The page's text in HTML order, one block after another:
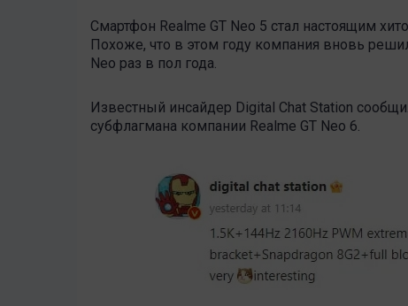
Смартфон Realme GT Neo 5 стал настоящим
Похоже, что в этом году компания вновь
Neo раз в пол года.
Известный инсайдер Digital Chat Station
субфлагмана компании Realme GT Neo 6